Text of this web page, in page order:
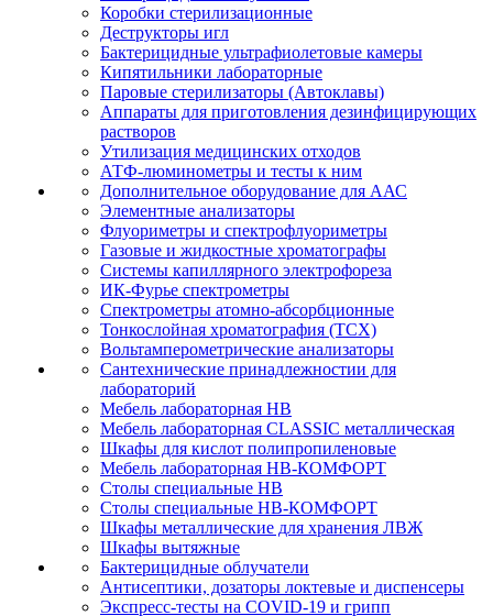
Коробки стерилизационные
Деструкторы игл
Бактерицидные ультрафиолетовые камеры
Кипятильники лабораторные
Паровые стерилизаторы (Автоклавы)
Аппараты для приготовления дезинфицирующих
растворов
Утилизация медицинских отходов
АТФ-люминометры и тесты к ним
Дополнительное оборудование для ААС
Элементные анализаторы
Флуориметры и спектрофлуориметры
Газовые и жидкостные хроматографы
Системы капиллярного электрофореза
ИК-Фурье спектрометры
Спектрометры атомно-абсорбционные
Тонкослойная хроматография (ТСХ)
Вольтамперометрические анализаторы
Сантехнические принадлежностии для
лабораторий
Мебель лабораторная НВ
Мебель лабораторная CLASSIC металлическая
Шкафы для кислот полипропиленовые
Мебель лабораторная НВ-КОМФОРТ
Столы специальные НВ
Столы специальные НВ-КОМФОРТ
Шкафы металлические для хранения ЛВЖ
Шкафы вытяжные
Бактерицидные облучатели
Антисептики, дозаторы локтевые и диспенсеры
Экспресс-тесты на COVID-19 и грипп